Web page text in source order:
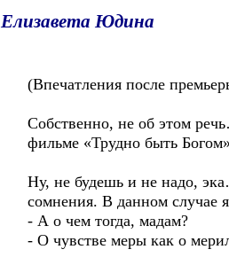
Елизавета Юдина
(Впечатления после
Собственно, не об этом
фильме «Трудно быть
Ну, не будешь и не надо,
сомнения. В данном случае
- А о чем тогда, мадам?
- О чувстве меры как о